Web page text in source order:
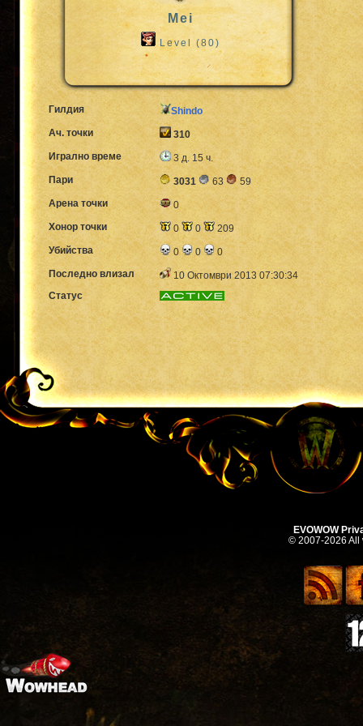
Mei
Level (80)
Гилдия
Shindo
Ач. точки
310
Игрално време
3 д. 15 ч.
Пари
3031 63
59
Арена точки
0
Хонор точки
0 0
209
Убийства
0 0
0
Последно влизал
10 Октомври 2013 07:30:34
Статус
EVOWOW
© 2007-2026 All